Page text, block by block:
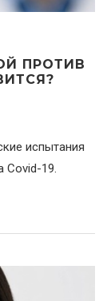
ПРОТИВ
испытания
Covid-19.